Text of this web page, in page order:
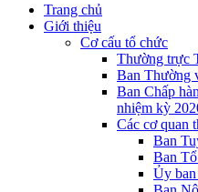
Trang chủ
Giới thiệu
Cơ cấu tổ chức
Thường trực
Ban Thường
Ban Chấp
nhiệm kỳ
Các cơ quan
Ban
Ban
Ủy